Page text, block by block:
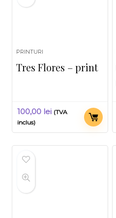
PRINTURI
Tres Flores – print
100,00 lei (TVA
inclus)